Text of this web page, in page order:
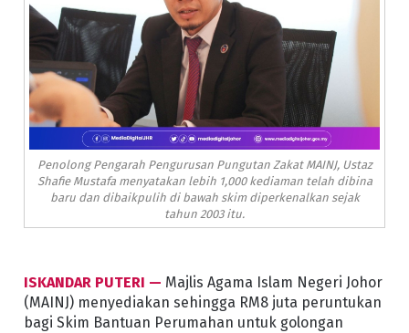
Penolong Pengarah Pengurusan Pungutan Zakat MAINJ, Ustaz
Shafie Mustafa menyatakan lebih 1,000 kediaman telah dibina
baru dan dibaikpulih di bawah skim diperkenalkan sejak
tahun 2003 itu.
ISKANDAR PUTERI — Majlis Agama Islam Negeri Johor
(MAINJ) menyediakan sehingga RM8 juta peruntukan
bagi Skim Bantuan Perumahan untuk golongan